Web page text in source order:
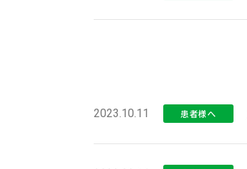
2023.10.11 患者様へ